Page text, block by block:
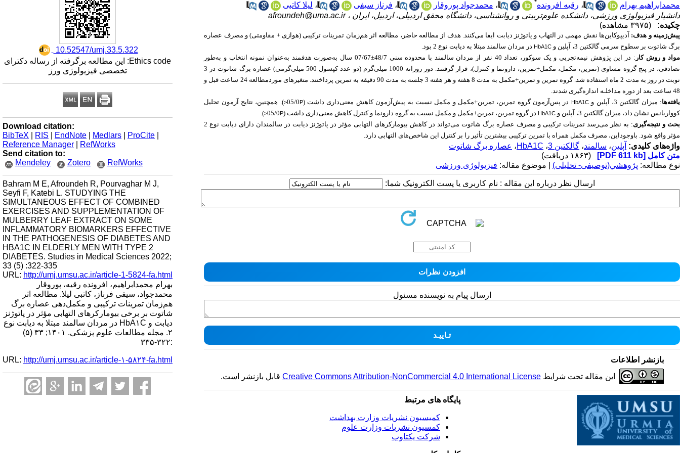
‎ 10.52547/umj.33.5.322
Ethics code: این مطالعه برگرفته از رساله دکترای
تخصصی فیزیولوژی ورز
Download citation:
BibTeX
RIS EndNote Medlars ProCite
Reference Manager
RefWorks
Send citation to:
Mendeley
Zotero RefWorks
Bahram M E, Afroundeh R, Pourvaghar M J,
Seyfi F, Katebi L. STUDYING THE
SIMULTANEOUS EFFECT OF COMBINED
EXERCISES AND SUPPLEMENTATION OF
MULBERRY LEAF EXTRACT ON SOME
INFLAMMATORY BIOMARKERS EFFECTIVE
IN THE PATHOGENESIS OF DIABETES AND
HBA1C IN ELDERLY MEN WITH TYPE 2
DIABETES. Studies in Medical Sciences 2022;
33 (5) :322-335
URL: http://umj.umsu.ac.ir/article-1-5824-fa.html
بهرام محمدابراهیم، افرونده رقیه، پوروقار
محمدجواد، سیفی فرناز، کاتبی لیلا. مطالعه اثر
هم‌زمان تمرینات ترکیبی و مکمل‌دهی عصاره برگ
شاتوت بر برخی بیومارکرهای التهابی مؤثر در پاتوژنز
دیابت و HbA۱C در مردان سالمند مبتلا به دیابت نوع
۲. مجله مطالعات علوم پزشکی. ۱۴۰۱; ۳۳ (۵)
:۳۲۲-۳۳۵
URL: http://umj.umsu.ac.ir/article-۱-۵۸۲۴-fa.html
محمدابراهیم بهرام
، رقیه افرونده* ، محمدجواد پوروقار ، فرناز سیفی ، لیلا کاتبی
دانشیار فیزیولوژی ورزشی، دانشکده علوم‌تربیتی و روانشناسی، دانشگاه محقق اردبیلی، اردبیل، ایران ،afroundeh@uma.ac.ir
چکیده:
(۳۹۷۵ مشاهده)
پیش‌زمینه و هدف: آدیپوکاین‌ها نقش مهمی در التهاب و پاتوژنز دیابت ایفا می‌کنند. هدف از مطالعه حاضر، مطالعه اثر هم‌زمان تمرینات ترکیبی (هوازی + مقاومتی) و مصرف عصاره
برگ شاتوت بر سطوح سرمی گالکتین 3، آپلین و
HbA1C در مردان سالمند مبتلا به دیابت نوع 2 بود.
مواد و روش کار : در این پژوهش نیمه‌تجربی و یک سوکور، تعداد 40 نفر از مردان سالمند با محدوده سنی 48/7±07/67 سال به‌صورت هدفمند به‌عنوان
نمونه انتخاب و به‌طور
تصادفی، در پنج گروه مساوی (تمرین، مکمل، مکمل+تمرین، دارونما و کنترل)، قرار گرفتند. دوز روزانه 1000 میلی گرم (دو عدد کپسول 500 میلی
گرمی) عصاره برگ شاتوت در 3
نوبتدر روز
به مدت 2 ماه استفاده شد. گروه تمرین و تمرین+مکمل به مدت 8 هفته و هر هفته 3 جلسه به مدت 90 دقیقه به تمرین پرداختند. متغیرهای موردمطالعه 24 ساعت قبل و
48 ساعت بعد از دوره مداخلـه اندازه‌گیری شدند.
یافته‌ها: میزان گالکتین 3، آپلین وHbA1C در پس‌آزمون گروه تمرین، تمرین+مکمل و مکمل نسبت به پیش‌آزمون کاهش معنی‌داری داشت ( 05/0P<
). همچنین، نتایج آزمون تحلیل
کوواریانس نشان داد، میزان گالکتین 3،
آپلین و HbA1C در گروه تمرین، تمرین+مکمل و مکمل نسبت به گروه دارونما و کنترل کاهش معنی‌داری داشت ( 05/0P<
).
بحث و نتیجه‌گیری: به نظر می‌رسدتمرینات ترکیبی و مصرف عصاره برگ شاتوت می‌تواند در کاهش بیومارکرهای التهابی
مؤثر در پاتوژنز دیابت در سالمندان دارای دیابت نوع 2
مؤثر واقع شود. باوجوداین، مصرف مکمل همراه با تمرین ترکیبی بیشترین تأثیر را بر کنترل این شاخص‌های التهابی دارد.
واژه‌های کلیدی: آپلین، سالمند، گالکتین 3 ، HbA1C، عصاره برگ شاتوت
متن کامل [PDF 611 kb]
(۱۸۶۳ دریافت)
نوع مطالعه: پژوهشي(توصیفی- تحلیلی) | موضوع مقاله: فیزیولوژی ورزشی
ارسال نظر درباره این مقاله : نام کاربری یا پست الکترونیک شما:
ارسال پیام به نویسنده مسئول
بازنشر اطلاعات
این مقاله تحت شرایطCreative Commons Attribution-NonCommercial 4.0 International License قابل بازنشر است.
پایگاه های مرتبط
کمیسیون نشریات وزارت بهداشت
کمسیون نشریات وزارت علوم
شرکت یکتاوب